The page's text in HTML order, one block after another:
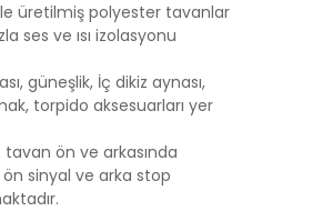
üretilmiş polyester tavanlar
ses ve ısı izolasyonu
güneşlik, İç dikiz aynası,
torpido aksesuarları yer
tavan ön ve arkasında
ön sinyal ve arka stop